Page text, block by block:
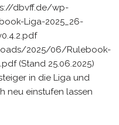
dbvff.de/wp-
Liga-2025_26-
2025/06/Rulebook-
(Stand 25.06.2025)
in die Liga und
neu einstufen lassen